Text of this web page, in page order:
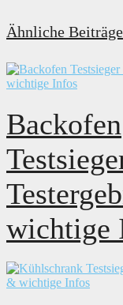
Ähnliche Beiträge
Backofen
wichtige